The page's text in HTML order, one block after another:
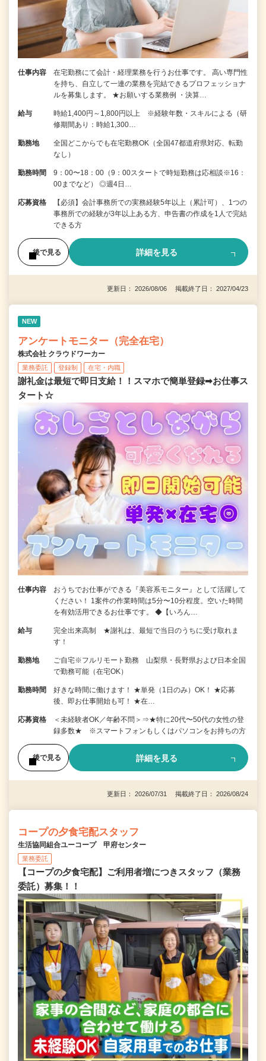
仕事内容
在宅勤務にて会計・経理業務を行うお仕事です。 高い専門性
を持ち、自立して一連の業務を完結できるプロフェッショナ
ルを募集します。 ★お願いする業務例 ・決算…
給与
時給1,400円～1,800円以上 ※経験年数・スキルによる（研
修期間あり：時給1,300…
勤務地
全国どこからでも在宅勤務OK（全国47都道府県対応、転勤
なし）
勤務時間
9：00〜18：00（9：00スタートで時短勤務は応相談※16：
00までなど） ◎週4日…
応募資格
【必須】会計事務所での実務経験5年以上（累計可）、1つの
事務所での経験が3年以上ある方、申告書の作成を1人で完結
できる方
後で見る 詳細を見る
更新日： 2026/08/06 掲載終了日： 2027/04/23
NEW
アンケートモニター（完全在宅）
株式会社 クラウドワーカー
業務委託 登録制 在宅・内職
謝礼金は最短で即日支給！！スマホで簡単登録➡お仕事ス
タート☆
仕事内容
おうちでお仕事ができる『美容系モニター』として活躍して
ください！ 1案件の作業時間は5分〜10分程度。空いた時間
を有効活用できるお仕事です。 ◆【いろん…
給与
完全出来高制 ★謝礼は、最短で当日のうちに受け取れま
す！
勤務地
ご自宅※フルリモート勤務 山梨県・長野県および日本全国
で勤務可能（在宅OK）
勤務時間
好きな時間に働けます！ ★単発（1日のみ）OK！ ★応募
後、即お仕事開始も可！ ★在…
応募資格
＜未経験者OK／年齢不問＞⇒★特に20代〜50代の女性の登
録多数★ ※スマートフォンもしくはパソコンをお持ちの方
後で見る 詳細を見る
更新日： 2026/07/31 掲載終了日： 2026/08/24
コープの夕食宅配スタッフ
生活協同組合ユーコープ 甲府センター
業務委託
【コープの夕食宅配】ご利用者増につきスタッフ（業務
委託）募集！！